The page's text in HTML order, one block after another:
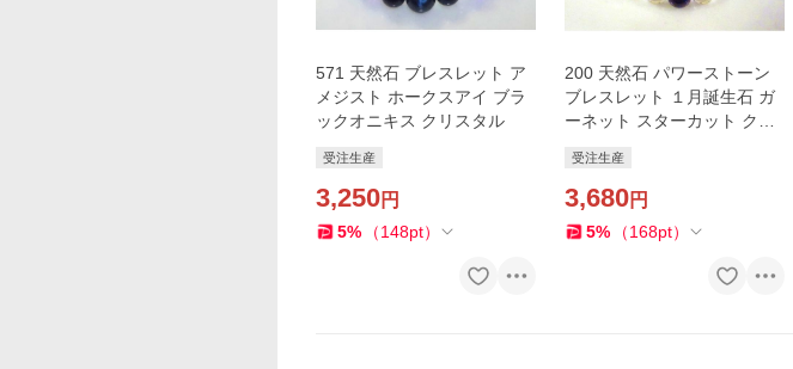
571 天然石 ブレスレット ア
メジスト ホークスアイ ブラ
ックオニキス クリスタル
受注生産
3,250円
5% （148pt）
200 天然石 パワーストーン
ブレスレット １月誕生石 ガ
ーネット スターカット クリ
受注生産
3,680円
5% （168pt）